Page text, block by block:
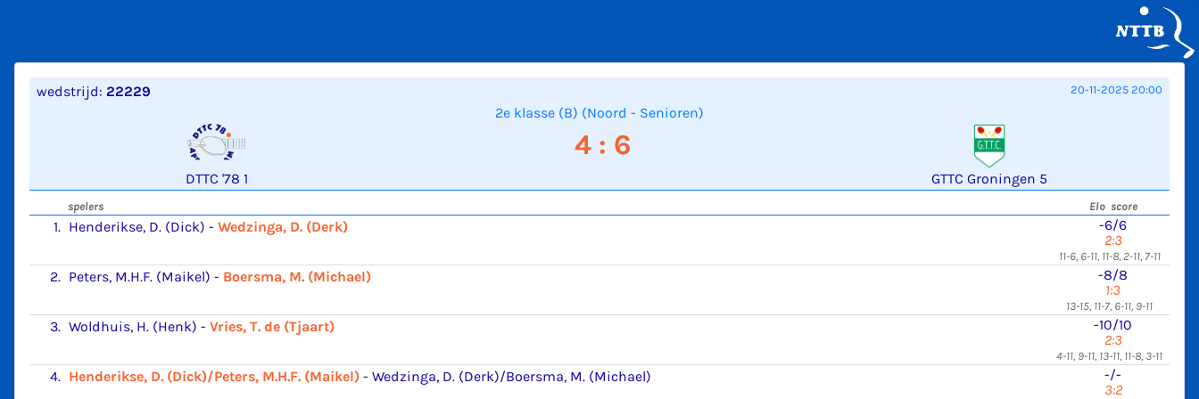
wedstrijd: 22229 20-11-2025 20:00
2e klasse (B) (Noord - Senioren)
DTTC '78 1
4 : 6
GTTC Groningen 5
spelers Elo score
1. Henderikse, D. (Dick) - Wedzinga, D. (Derk)
-6/6
2:3
11-6, 6-11, 11-8, 2-11, 7-11
2. Peters, M.H.F. (Maikel) - Boersma, M. (Michael)
-8/8
1:3
13-15, 11-7, 6-11, 9-11
3. Woldhuis, H. (Henk) - Vries, T. de (Tjaart)
-10/10
2:3
4-11, 9-11, 13-11, 11-8, 3-11
4. Henderikse, D. (Dick)/Peters, M.H.F. (Maikel) - Wedzinga, D. (Derk)/Boersma, M. (Michael)
-/-
3:2